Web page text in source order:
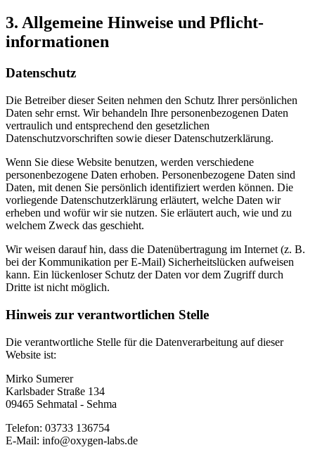
3. Allgemeine Hinweise und Pflicht­
informationen
Datenschutz
Die Betreiber dieser Seiten nehmen den Schutz Ihrer persönlichen
Daten sehr ernst. Wir behandeln Ihre personenbezogenen Daten
vertraulich und entsprechend den gesetzlichen
Datenschutzvorschriften sowie dieser Datenschutzerklärung.
Wenn Sie diese Website benutzen, werden verschiedene
personenbezogene Daten erhoben. Personenbezogene Daten sind
Daten, mit denen Sie persönlich identifiziert werden können. Die
vorliegende Datenschutzerklärung erläutert, welche Daten wir
erheben und wofür wir sie nutzen. Sie erläutert auch, wie und zu
welchem Zweck das geschieht.
Wir weisen darauf hin, dass die Datenübertragung im Internet (z. B.
bei der Kommunikation per E-Mail) Sicherheitslücken aufweisen
kann. Ein lückenloser Schutz der Daten vor dem Zugriff durch
Dritte ist nicht möglich.
Hinweis zur verantwortlichen Stelle
Die verantwortliche Stelle für die Datenverarbeitung auf dieser
Website ist:
Mirko Sumerer
Karlsbader Straße 134
09465 Sehmatal - Sehma
Telefon: 03733 136754
E-Mail: info@oxygen-labs.de